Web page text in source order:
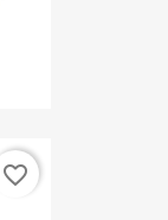
favorite_border